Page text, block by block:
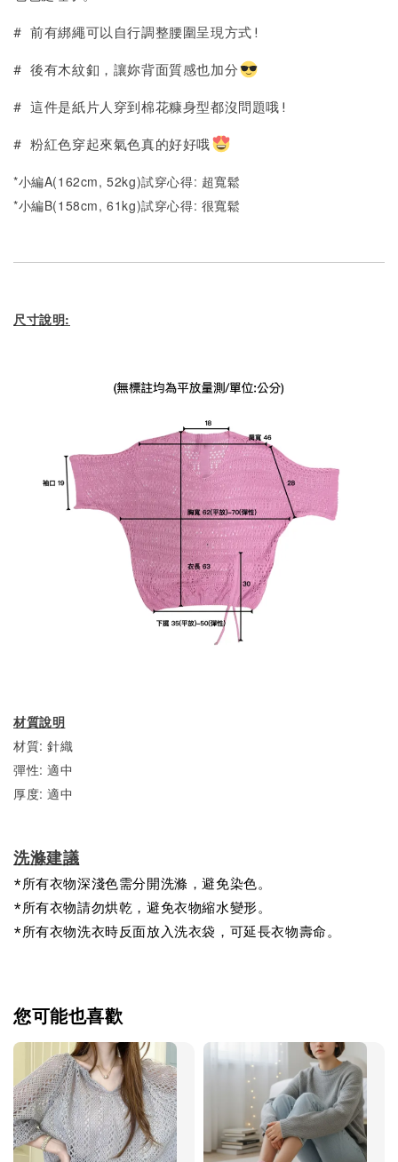
# 前有綁繩可以自行調整腰圍呈現方式!
# 後有木紋釦，讓妳背面質感也加分
# 這件是紙片人穿到棉花糠身型都沒問題哦!
# 粉紅色穿起來氣色真的好好哦
*小編A(162cm, 52kg)試穿心得: 超寬鬆
*小編B(158cm, 61kg)試穿心得: 很寬鬆
尺寸說明:
材質說明
材質: 針織
彈性: 適中
厚度: 適中
洗滌建議
*所有衣物深淺色需分開洗滌，避免染色。
*所有衣物請勿烘乾，避免衣物縮水變形。
*所有衣物洗衣時反面放入洗衣袋，可延長衣物壽命。
您可能也喜歡